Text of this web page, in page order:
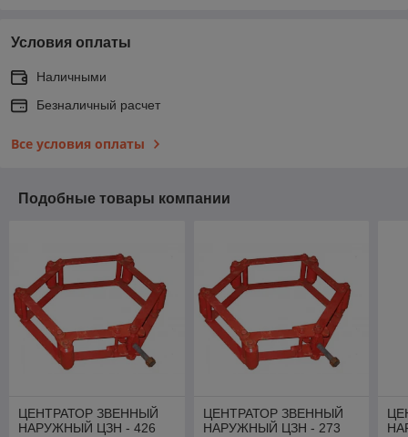
Условия оплаты
Наличными
Безналичный расчет
Все условия оплаты
Подобные товары компании
ЦЕНТРАТОР ЗВЕННЫЙ
НАРУЖНЫЙ ЦЗН - 426
ЦЕНТРАТОР ЗВЕННЫЙ
НАРУЖНЫЙ ЦЗН - 273